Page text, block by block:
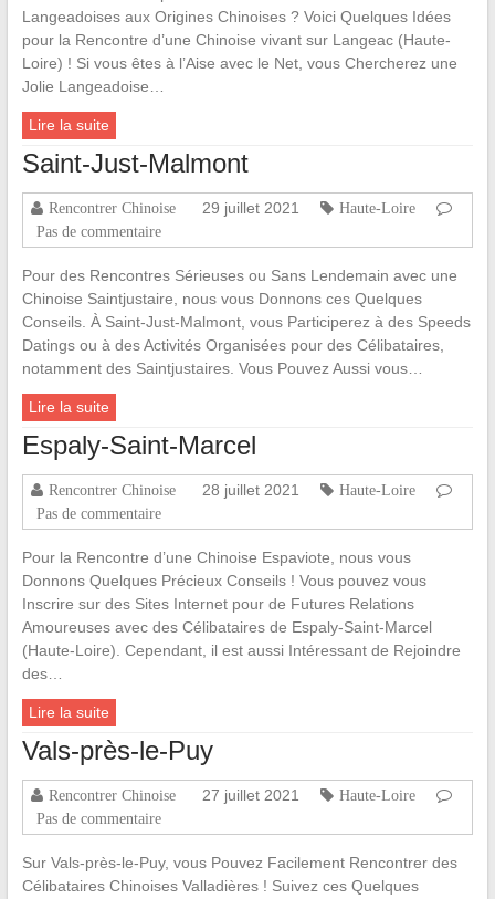
Langeadoises aux Origines Chinoises ? Voici Quelques Idées
pour la Rencontre d’une Chinoise vivant sur Langeac (Haute-
Loire) ! Si vous êtes à l’Aise avec le Net, vous Chercherez une
Jolie Langeadoise…
Lire la suite
Saint-Just-Malmont
Rencontrer Chinoise 29 juillet 2021
Haute-Loire
Pas de commentaire
Pour des Rencontres Sérieuses ou Sans Lendemain avec une
Chinoise Saintjustaire, nous vous Donnons ces Quelques
Conseils. À Saint-Just-Malmont, vous Participerez à des Speeds
Datings ou à des Activités Organisées pour des Célibataires,
notamment des Saintjustaires. Vous Pouvez Aussi vous…
Lire la suite
Espaly-Saint-Marcel
Rencontrer Chinoise 28 juillet 2021
Haute-Loire
Pas de commentaire
Pour la Rencontre d’une Chinoise Espaviote, nous vous
Donnons Quelques Précieux Conseils ! Vous pouvez vous
Inscrire sur des Sites Internet pour de Futures Relations
Amoureuses avec des Célibataires de Espaly-Saint-Marcel
(Haute-Loire). Cependant, il est aussi Intéressant de Rejoindre
des…
Lire la suite
Vals-près-le-Puy
Rencontrer Chinoise 27 juillet 2021
Haute-Loire
Pas de commentaire
Sur Vals-près-le-Puy, vous Pouvez Facilement Rencontrer des
Célibataires Chinoises Valladières ! Suivez ces Quelques